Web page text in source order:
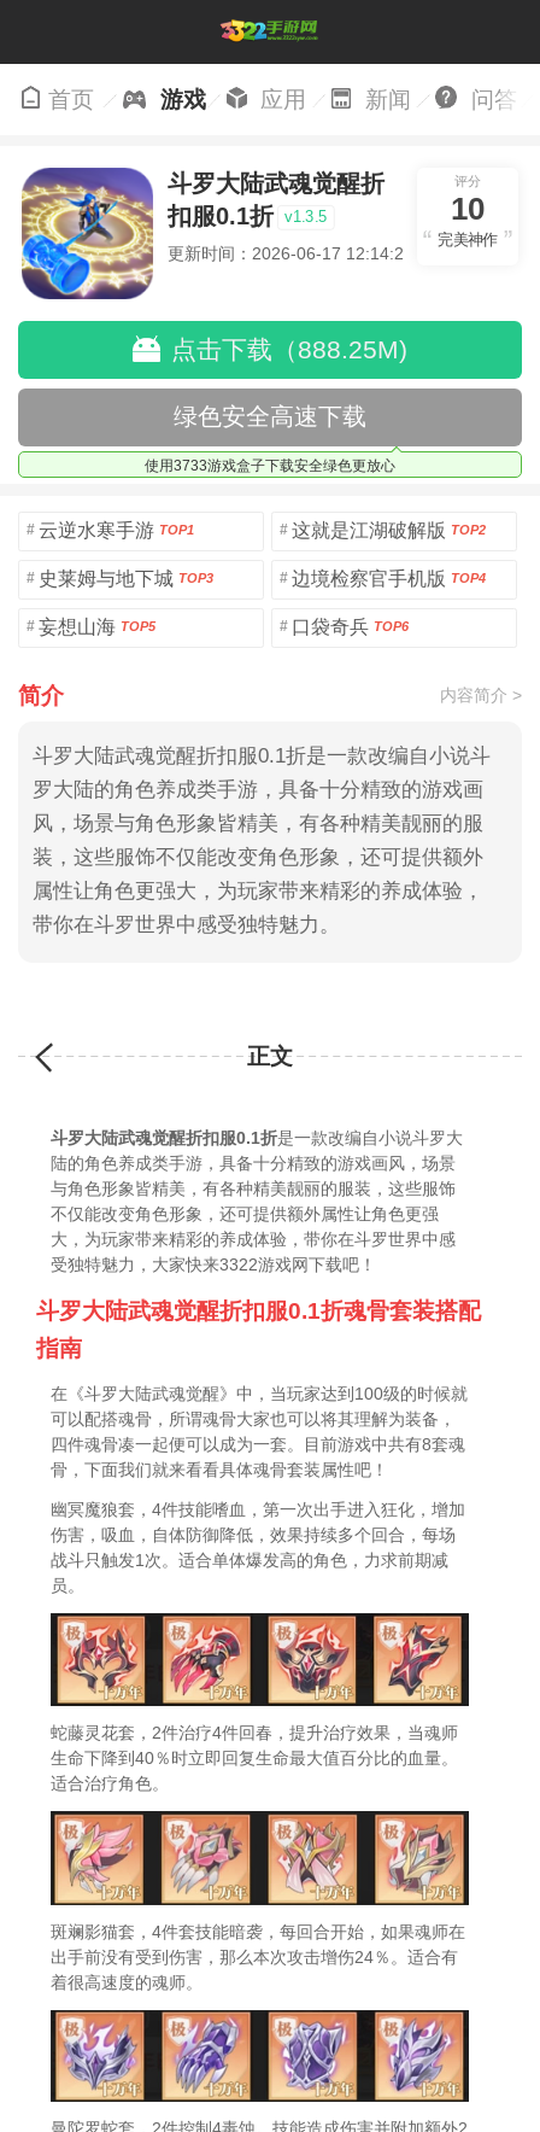
首页 游戏 应用 新闻 问答
斗罗大陆武魂觉醒折
扣服0.1折
v1.3.5
更新时间：2026-06-17 12:14:21
评分
10
完美神作
点击下载（888.25M)
绿色安全高速下载
使用3733游戏盒子下载安全绿色更放心
# 云逆水寒手游 TOP1 # 这就是江湖破解版 TOP2
# 史莱姆与地下城 TOP3 # 边境检察官手机版 TOP4
# 妄想山海 TOP5 # 口袋奇兵 TOP6
简介 内容简介 >
斗罗大陆武魂觉醒折扣服0.1折是一款改编自小说斗
罗大陆的角色养成类手游，具备十分精致的游戏画
风，场景与角色形象皆精美，有各种精美靓丽的服
装，这些服饰不仅能改变角色形象，还可提供额外
属性让角色更强大，为玩家带来精彩的养成体验，
带你在斗罗世界中感受独特魅力。
正文
斗罗大陆武魂觉醒折扣服0.1折是一款改编自小说斗罗大
陆的角色养成类手游，具备十分精致的游戏画风，场景
与角色形象皆精美，有各种精美靓丽的服装，这些服饰
不仅能改变角色形象，还可提供额外属性让角色更强
大，为玩家带来精彩的养成体验，带你在斗罗世界中感
受独特魅力，大家快来3322游戏网下载吧！
斗罗大陆武魂觉醒折扣服0.1折魂骨套装搭配
指南
在《斗罗大陆武魂觉醒》中，当玩家达到100级的时候就
可以配搭魂骨，所谓魂骨大家也可以将其理解为装备，
四件魂骨凑一起便可以成为一套。目前游戏中共有8套魂
骨，下面我们就来看看具体魂骨套装属性吧！
幽冥魔狼套，4件技能嗜血，第一次出手进入狂化，增加
伤害，吸血，自体防御降低，效果持续多个回合，每场
战斗只触发1次。适合单体爆发高的角色，力求前期减
员。
蛇藤灵花套，2件治疗4件回春，提升治疗效果，当魂师
生命下降到40％时立即回复生命最大值百分比的血量。
适合治疗角色。
斑斓影猫套，4件套技能暗袭，每回合开始，如果魂师在
出手前没有受到伤害，那么本次攻击增伤24％。适合有
着很高速度的魂师。
曼陀罗蛇套，2件控制4毒蚀。技能造成伤害并附加额外2